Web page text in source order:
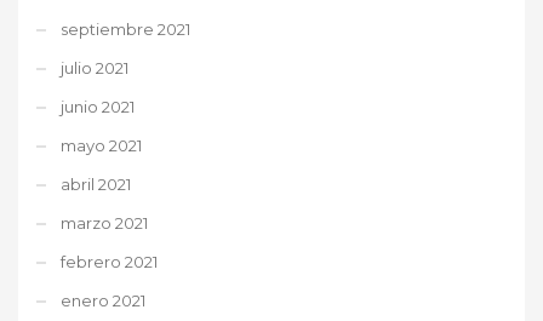
septiembre 2021
julio 2021
junio 2021
mayo 2021
abril 2021
marzo 2021
febrero 2021
enero 2021